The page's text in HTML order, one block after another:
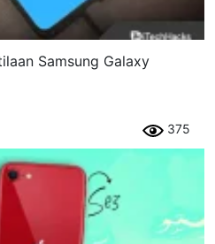
Samsung Galaxy
375